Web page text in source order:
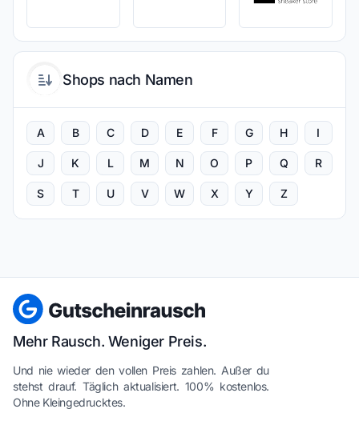
Shops nach Namen
A B C D E F G H I
J K L M N O P Q R
S T U V W X Y Z
Mehr Rausch. Weniger Preis.
Und nie wieder den vollen Preis zahlen. Außer du
stehst drauf. Täglich aktualisiert. 100% kostenlos.
Ohne Kleingedrucktes.